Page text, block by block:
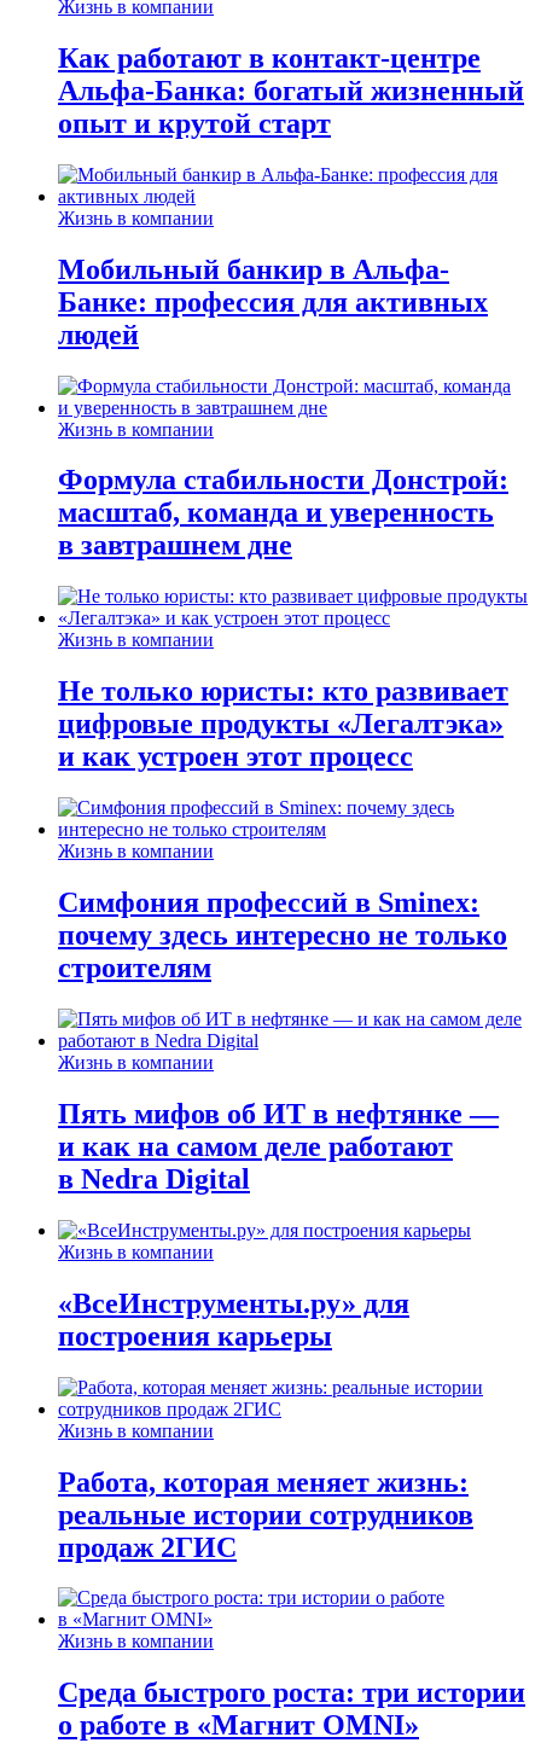
Жизнь в компании
Как работают в контакт-центре
Альфа-Банка: богатый жизненный
опыт и крутой старт
Жизнь в компании
Мобильный банкир в Альфа-
Банке: профессия для активных
людей
Жизнь в компании
Формула стабильности Донстрой:
масштаб, команда и уверенность
в завтрашнем дне
Жизнь в компании
Не только юристы: кто развивает
цифровые продукты «Легалтэка»
и как устроен этот процесс
Жизнь в компании
Симфония профессий в Sminex:
почему здесь интересно не только
строителям
Жизнь в компании
Пять мифов об ИТ в нефтянке —
и как на самом деле работают
в Nedra Digital
Жизнь в компании
«ВсеИнструменты.ру» для
построения карьеры
Жизнь в компании
Работа, которая меняет жизнь:
реальные истории сотрудников
продаж 2ГИС
Жизнь в компании
Среда быстрого роста: три истории
о работе в «Магнит OMNI»